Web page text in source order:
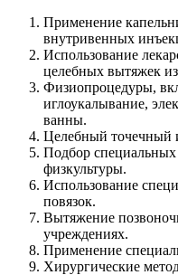
Применение
внутривенных
Использование
целебных вытяжек
Физиопроцедуры,
иглоукалывание,
ванны.
Целебный точечный
Подбор
физкультуры.
Использование
повязок.
Вытяжение
учреждениях.
Применение
Хирургические